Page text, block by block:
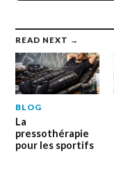
READ NEXT →
BLOG
La
pressothérapie
pour les sportifs